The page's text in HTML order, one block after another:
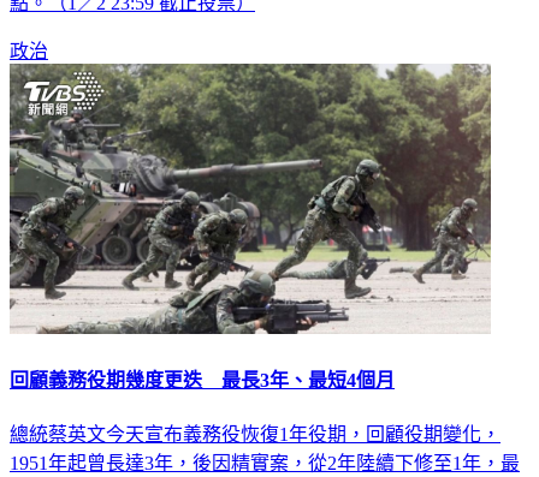
政治
總統蔡英文今天宣布義務役恢復1年役期，回顧役期變化，